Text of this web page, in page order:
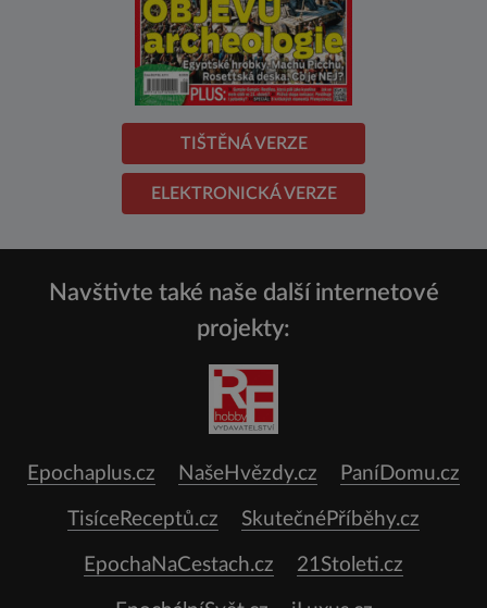
TIŠTĚNÁ VERZE
ELEKTRONICKÁ VERZE
Navštivte také naše další internetové
projekty:
Epochaplus.cz NašeHvězdy.cz PaníDomu.cz
TisíceReceptů.cz SkutečnéPříběhy.cz
EpochaNaCestach.cz 21Stoleti.cz